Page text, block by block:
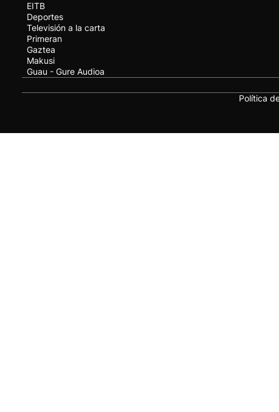
EITB
Deportes
Televisión a la carta
Primeran
Gaztea
Makusi
Guau - Gure Audioa
Política